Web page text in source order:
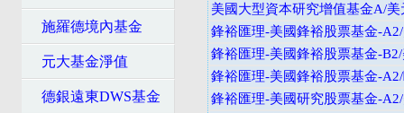
施羅德境內基金
元大基金淨值
德銀遠東DWS基金
美國大型資本研究增值基金A/美
鋒裕匯理-美國鋒裕股票基金-
鋒裕匯理-美國鋒裕股票基金-
鋒裕匯理-美國鋒裕股票基金-
鋒裕匯理-美國研究股票基金-